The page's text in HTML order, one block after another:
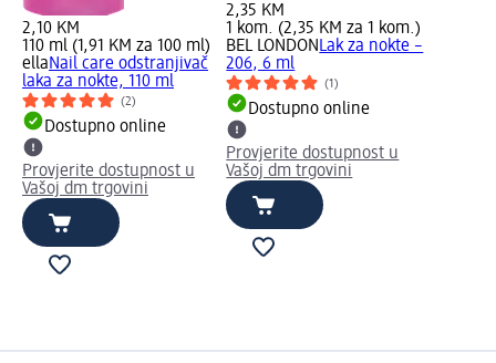
2,10 KM
110 ml (1,91 KM za 100 ml)
ellaNail care odstranjivač
laka za nokte, 110 ml
(2)
Dostupno online
Provjerite dostupnost u
Vašoj dm trgovini
2,35 KM
1 kom. (2,35 KM za 1 kom.)
BEL LONDON Lak za nokte –
206, 6 ml
(1)
Dostupno online
Provjerite dostupnost u
Vašoj dm trgovini